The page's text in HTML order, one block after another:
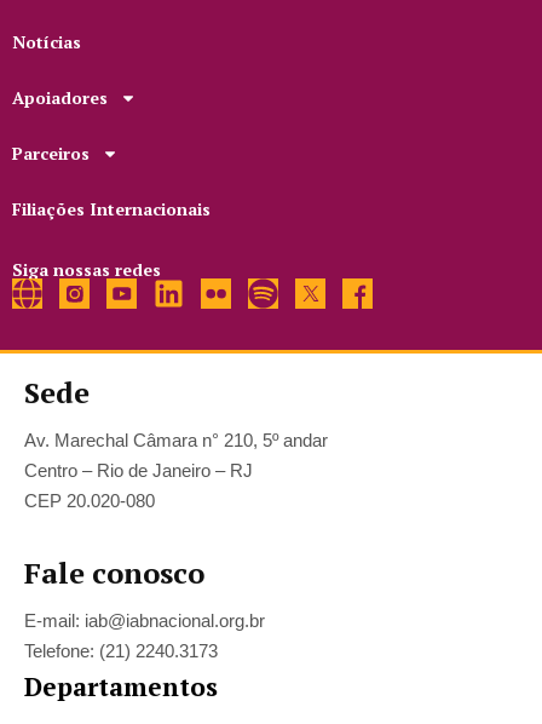
Notícias
Apoiadores
Parceiros
Filiações Internacionais
Siga nossas redes
Sede
Av. Marechal Câmara n° 210, 5º andar
Centro – Rio de Janeiro – RJ
CEP 20.020-080
Fale conosco
E-mail: iab@iabnacional.org.br
Telefone: (21) 2240.3173
Departamentos